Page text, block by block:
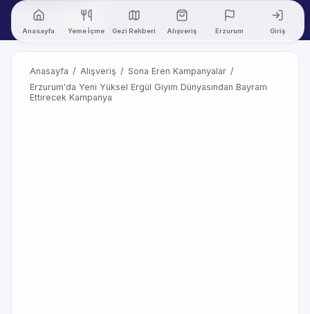
Anasayfa Yeme İçme Gezi Rehberi Alışveriş Erzurum Giriş
Anasayfa / Alışveriş / Sona Eren Kampanyalar /
Erzurum'da Yeni Yüksel Ergül Giyim Dünyasından Bayram
Ettirecek Kampanya